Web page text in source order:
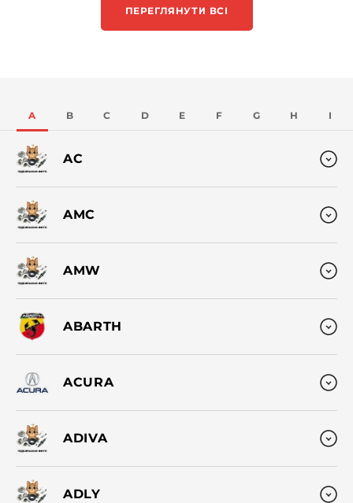
ПЕРЕГЛЯНУТИ ВСІ
A B C D E F G H I
AC
AMC
AMW
ABARTH
ACURA
ADIVA
ADLY